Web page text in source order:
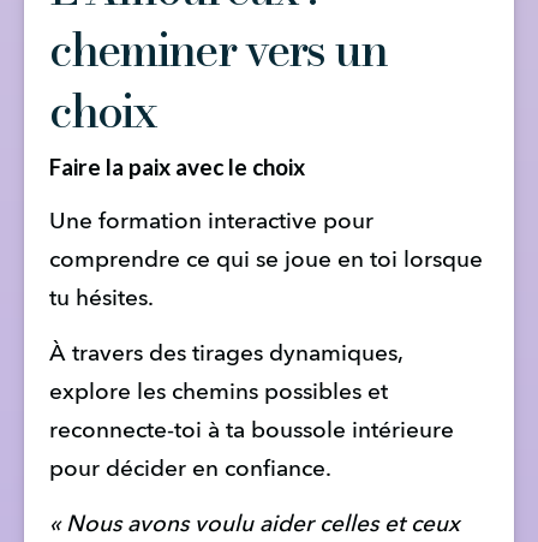
cheminer vers un
choix
Faire la paix avec le choix
Une formation interactive pour
comprendre ce qui se joue en toi lorsque
tu hésites.
À travers des tirages dynamiques,
explore les chemins possibles et
reconnecte-toi à ta boussole intérieure
pour décider en confiance.
« Nous avons voulu aider celles et ceux